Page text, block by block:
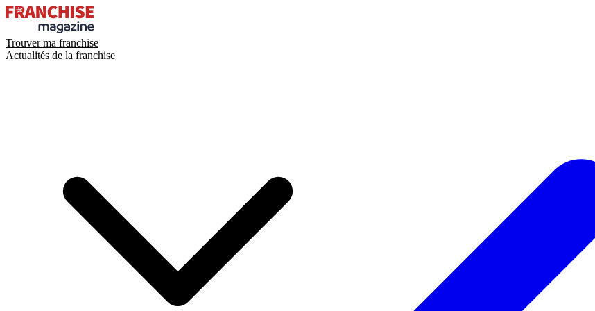
Trouver ma franchise
Actualités de la franchise